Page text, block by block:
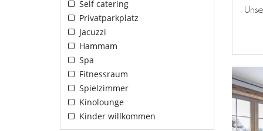
Self catering
Privatparkplatz
Jacuzzi
Hammam
Spa
Fitnessraum
Spielzimmer
Kinolounge
Kinder willkommen